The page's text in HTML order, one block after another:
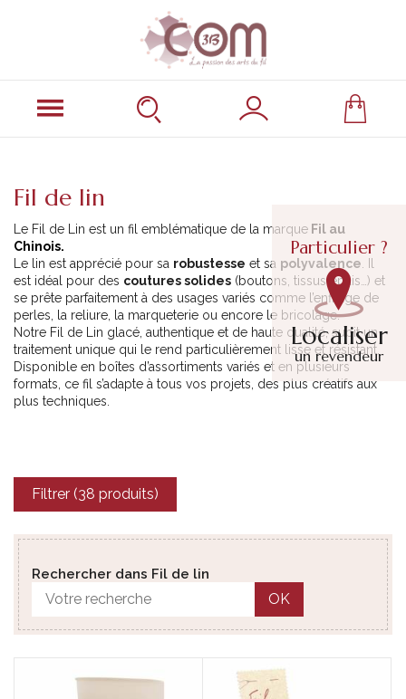
Particulier ?
Localiser
un revendeur
Fil de lin
Le Fil de Lin est un fil emblématique de la marque Fil au
Chinois.
Le lin est apprécié pour sa robustesse et sa polyvalence
est idéal pour des coutures solides (boutons, tissus épais…) et
se prête parfaitement à des usages variés comme l’enfilage de
perles, la reliure, la marqueterie ou encore le bricolage.
Notre Fil de Lin glacé, authentique et de haute qualité, subit un
traitement unique qui le rend particulièrement lisse et résistant.
Disponible en boîtes d’assortiments variés et en plusieurs
formats, ce fil s’adapte à tous vos projets, des plus créatifs aux
plus techniques.
Filtrer (38 produits)
Rechercher dans Fil de lin
OK